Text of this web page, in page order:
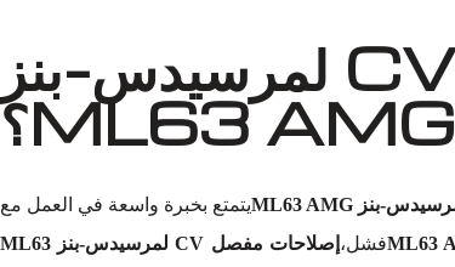
لماذا تختار أوتو إكسبرت ورش لاستبدال وصلة CV لمرسيدس-بنز
ML63 AMG؟
يتمتع بخبرة واسعة في العمل مع
فشل،
إصلاحات مفصل CV لمرسيدس-بنز ML63